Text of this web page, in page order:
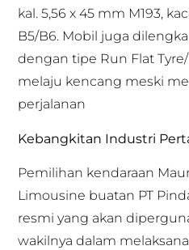
kal. 5,56 x 45 mm M193,
B5/B6. Mobil juga
dengan tipe Run Flat
melaju kencang meski
perjalanan
Kebangkitan Industri
Pemilihan kendaraan
Limousine buatan PT
resmi yang akan
wakilnya dalam